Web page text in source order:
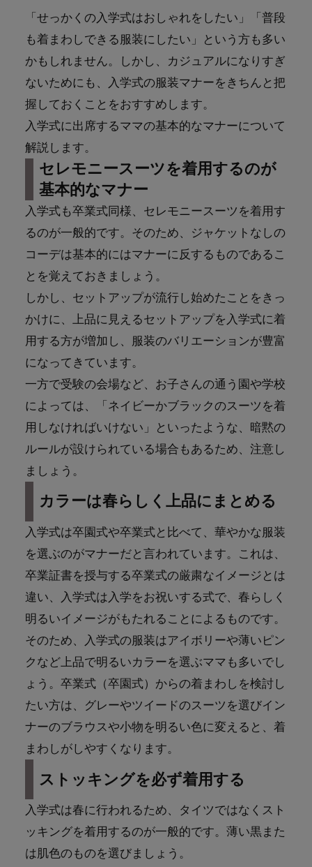
「せっかくの入学式はおしゃれをしたい」「普段
も着まわしできる服装にしたい」という方も多い
かもしれません。しかし、カジュアルになりすぎ
ないためにも、入学式の服装マナーをきちんと把
握しておくことをおすすめします。
入学式に出席するママの基本的なマナーについて
解説します。
セレモニースーツを着用するのが
基本的なマナー
入学式も卒業式同様、セレモニースーツを着用す
るのが一般的です。そのため、ジャケットなしの
コーデは基本的にはマナーに反するものであるこ
とを覚えておきましょう。
しかし、セットアップが流行し始めたことをきっ
かけに、上品に見えるセットアップを入学式に着
用する方が増加し、服装のバリエーションが豊富
になってきています。
一方で受験の会場など、お子さんの通う園や学校
によっては、「ネイビーかブラックのスーツを着
用しなければいけない」といったような、暗黙の
ルールが設けられている場合もあるため、注意し
ましょう。
カラーは春らしく上品にまとめる
入学式は卒園式や卒業式と比べて、華やかな服装
を選ぶのがマナーだと言われています。これは、
卒業証書を授与する卒業式の厳粛なイメージとは
違い、入学式は入学をお祝いする式で、春らしく
明るいイメージがもたれることによるものです。
そのため、入学式の服装はアイボリーや薄いピン
クなど上品で明るいカラーを選ぶママも多いでし
ょう。卒業式（卒園式）からの着まわしを検討し
たい方は、グレーやツイードのスーツを選びイン
ナーのブラウスや小物を明るい色に変えると、着
まわしがしやすくなります。
ストッキングを必ず着用する
入学式は春に行われるため、タイツではなくスト
ッキングを着用するのが一般的です。薄い黒また
は肌色のものを選びましょう。